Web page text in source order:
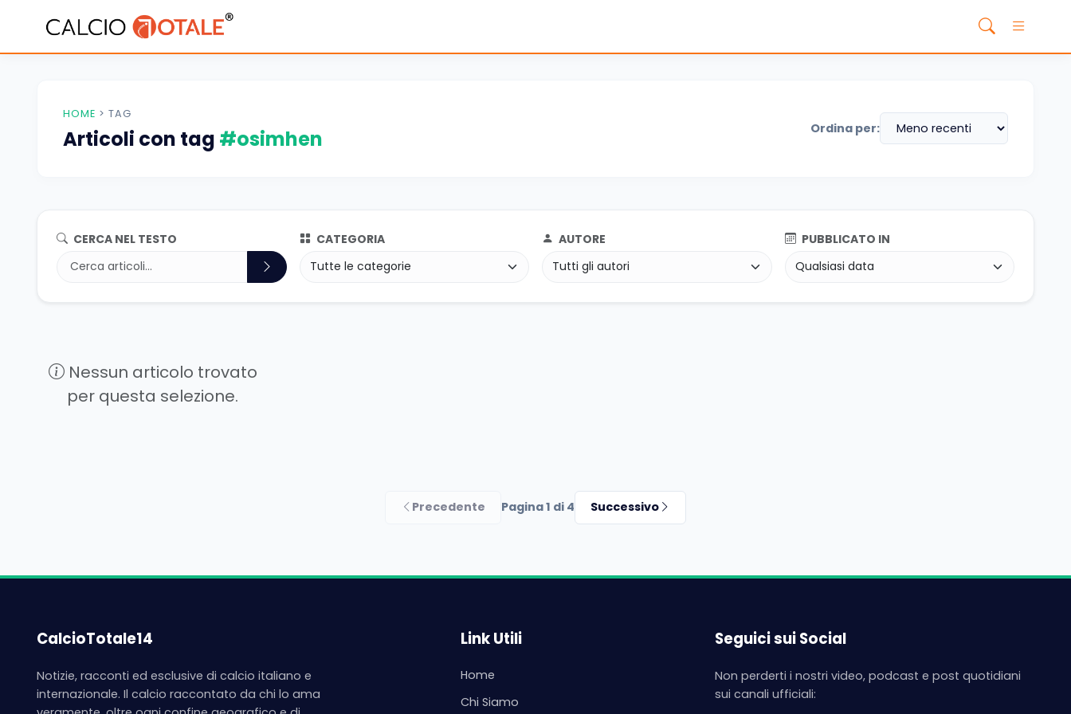
HOME > TAG
Articoli con tag #osimhen Ordina per:
CERCA NEL TESTO CATEGORIA AUTORE PUBBLICATO IN
Nessun articolo trovato
per questa selezione.
Precedente Pagina 1 di 4 Successivo
CalcioTotale14
Notizie, racconti ed esclusive di calcio italiano e
internazionale. Il calcio raccontato da chi lo ama
Link Utili
Home
Chi Siamo
Seguici sui Social
Non perderti i nostri video, podcast e post quotidiani
sui canali ufficiali: